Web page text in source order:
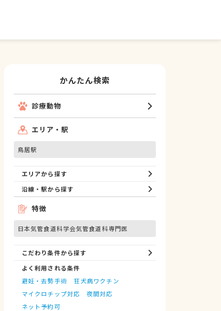
かんたん検索
診療動物
エリア・駅
鳥居駅
エリアから探す
沿線・駅から探す
特徴
日本気管食道科学会気管食道科専門医
こだわり条件から探す
よく利用される条件
避妊・去勢手術
狂犬病ワクチン
マイクロチップ対応
夜間対応
ネット予約可